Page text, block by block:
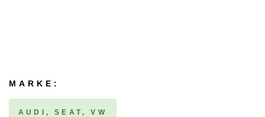
MARKE:
AUDI, SEAT, VW